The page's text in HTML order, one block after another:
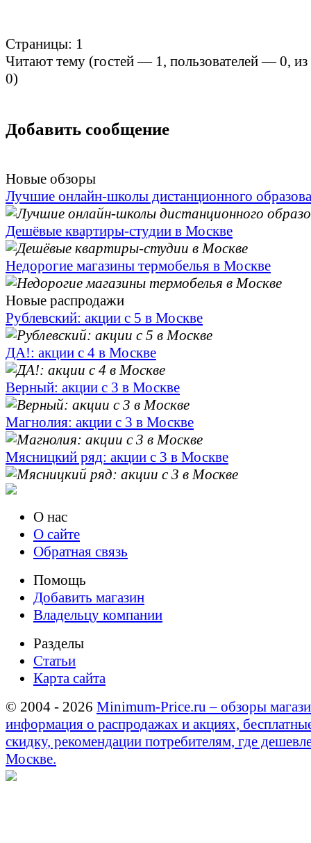
Страницы: 1
Читают тему (гостей — 1, пользователей —0,
0)
Добавить сообщение
Новые обзоры
Лучшие онлайн-школы дистанционного
Дешёвые квартиры-студии в Москве
Недорогие магазины термобелья в Москве
Новые распродажи
Рублевский: акции с 5 в Москве
ДА!: акции с 4 в Москве
Верный: акции с 3 в Москве
Магнолия: акции с 3 в Москве
Мясницкий ряд: акции с 3 в Москве
О нас
О сайте
Обратная связь
Помощь
Добавить магазин
Владельцу компании
Разделы
Статьи
Карта сайта
© 2004 - 2026 Minimum-Price.ru – обзоры
информация о распродажах и акциях,
скидку, рекомендации потребителям, где
Москве.